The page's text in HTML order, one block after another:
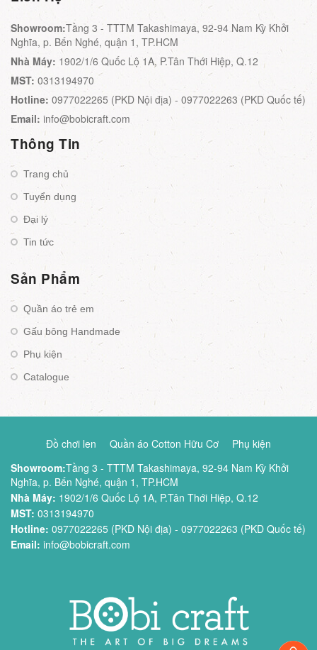
Showroom:Tầng 3 - TTTM Takashimaya, 92-94 Nam Kỳ Khởi
Nghĩa, p. Bến Nghé, quận 1, TP.HCM
Nhà Máy: 1902/1/6 Quốc Lộ 1A, P.Tân Thới Hiệp, Q.12
MST: 0313194970
Hotline: 0977022265 (PKD Nội địa) - 0977022263 (PKD Quốc tế)
Email: info@bobicraft.com
Thông Tin
Trang chủ
Tuyển dụng
Đại lý
Tin tức
Sản Phẩm
Quần áo trẻ em
Gấu bông Handmade
Phụ kiện
Catalogue
Đồ chơi len Quần áo Cotton Hữu Cơ
Phụ kiện
Showroom:Tầng 3 - TTTM Takashimaya, 92-94 Nam Kỳ Khởi
Nghĩa, p. Bến Nghé, quận 1, TP.HCM
Nhà Máy: 1902/1/6 Quốc Lộ 1A, P.Tân Thới Hiệp, Q.12
MST: 0313194970
Hotline: 0977022265 (PKD Nội địa) - 0977022263 (PKD Quốc tế)
Email: info@bobicraft.com